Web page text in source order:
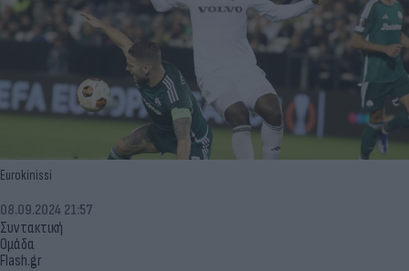
Eurokinissi
Συντακτική
Ομάδα
Flash.gr
08.09.2024 21:57